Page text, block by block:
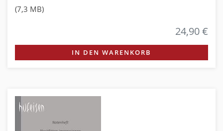
(7,3 MB)
24,90 €
IN DEN WARENKORB